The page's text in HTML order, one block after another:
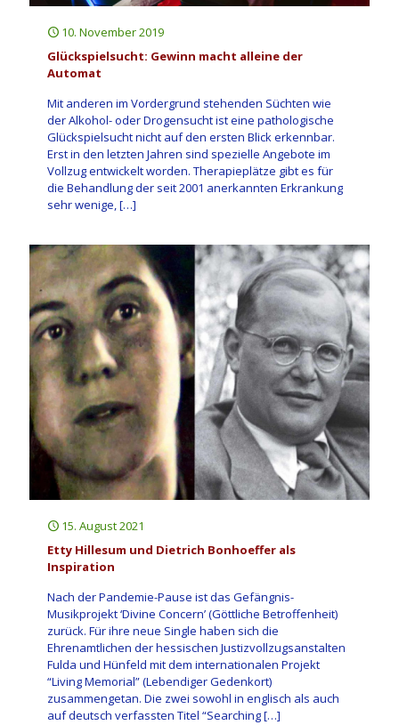
10. November 2019
Glückspielsucht: Gewinn macht alleine der
Automat
Mit anderen im Vordergrund stehenden Süchten wie
der Alkohol- oder Drogensucht ist eine pathologische
Glückspielsucht nicht auf den ersten Blick erkennbar.
Erst in den letzten Jahren sind spezielle Angebote im
Vollzug entwickelt worden. Therapieplätze gibt es für
die Behandlung der seit 2001 anerkannten Erkrankung
sehr wenige,[…]
15. August 2021
Etty Hillesum und Dietrich Bonhoeffer als
Inspiration
Nach der Pandemie-Pause ist das Gefängnis-
Musikprojekt ‘Divine Concern’ (Göttliche Betroffenheit)
zurück. Für ihre neue Single haben sich die
Ehrenamtlichen der hessischen Justizvollzugsanstalten
Fulda und Hünfeld mit dem internationalen Projekt
“Living Memorial” (Lebendiger Gedenkort)
zusammengetan. Die zwei sowohl in englisch als auch
auf deutsch verfassten Titel “Searching[…]